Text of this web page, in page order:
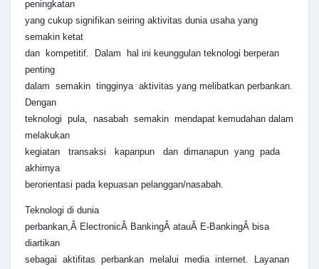
peningkatan
yang cukup signifikan seiring aktivitas dunia usaha yang
semakin ketat
dan kompetitif. Dalam hal ini keunggulan teknologi berperan
penting
dalam semakin tingginya aktivitas yang melibatkan perbankan.
Dengan
teknologi pula, nasabah semakin mendapat kemudahan dalam
melakukan
kegiatan transaksi kapanpun dan dimanapun yang pada
akhirnya
berorientasi pada kepuasan pelanggan/nasabah.
Teknologi di dunia
perbankan,Â ElectronicÂ BankingÂ atauÂ E-BankingÂ bisa
diartikan
sebagai aktifitas perbankan melalui media internet. Layanan